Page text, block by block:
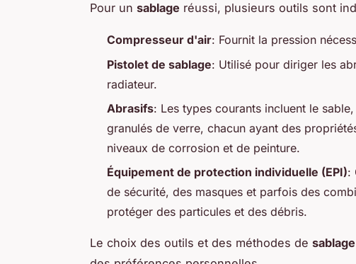
Pour un sablage réussi, plusieurs outils sont
Compresseur d'air: Fournit la pression
Pistolet de sablage: Utilisé pour diriger les
radiateur.
Abrasifs: Les types courants incluent le
granulés de verre, chacun ayant des
niveaux de corrosion et de peinture.
Équipement de protection individuelle (EPI):
de sécurité, des masques et parfois des
protéger des particules et des débris.
Le choix des outils et des méthodes de sablage